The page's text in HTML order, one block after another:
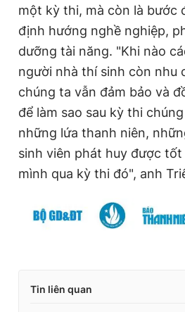
một kỳ thi, mà còn là bước
định hướng nghề nghiệp,
dưỡng tài năng. "Khi nào
người nhà thí sinh còn nhu
chúng ta vẫn đảm bảo và
để làm sao sau kỳ thi
những lứa thanh niên,
sinh viên phát huy được
mình qua kỳ thi đó", anh
Tin liên quan